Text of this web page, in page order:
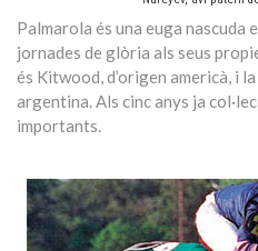
Palmarola és una euga nascuda
jornades de glòria als seus
és Kitwood, d’origen americà, i
argentina. Als cinc anys ja
importants.